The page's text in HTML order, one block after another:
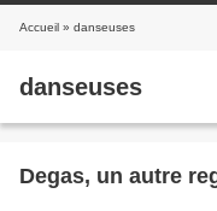
Accueil » danseuses
danseuses
Degas, un autre